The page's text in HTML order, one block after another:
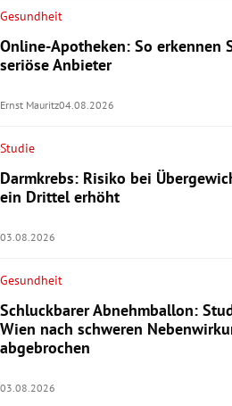
Gesundheit
Online-Apotheken: So erkennen
seriöse Anbieter
Ernst Mauritz04.08.2026
Studie
Darmkrebs: Risiko bei
ein Drittel erhöht
03.08.2026
Gesundheit
Schluckbarer Abnehmballon:
Wien nach schweren
abgebrochen
03.08.2026